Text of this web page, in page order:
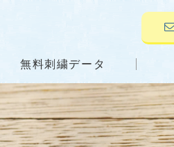
無料刺繍データ